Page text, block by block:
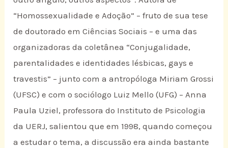
“Homossexualidade e Adoção” – fruto de sua tese
de doutorado em Ciências Sociais – e uma das
organizadoras da coletânea “Conjugalidade,
parentalidades e identidades lésbicas, gays e
travestis” – junto com a antropóloga Miriam Grossi
(UFSC) e com o sociólogo Luiz Mello (UFG) – Anna
Paula Uziel, professora do Instituto de Psicologia
da UERJ, salientou que em 1998, quando começou
a estudar o tema, a discussão era ainda bastante